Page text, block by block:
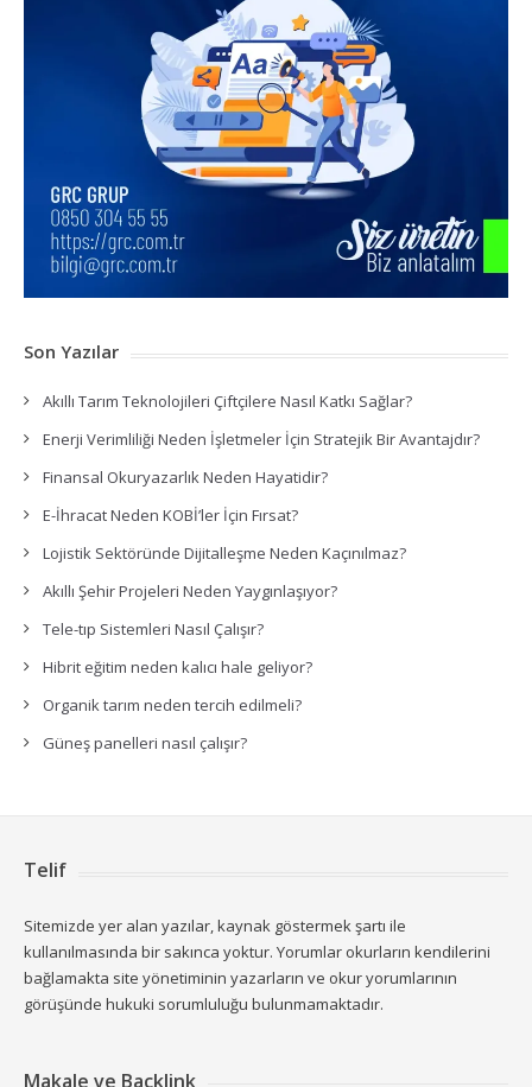
Son Yazılar
Akıllı Tarım Teknolojileri Çiftçilere Nasıl Katkı Sağlar?
Enerji Verimliliği Neden İşletmeler İçin Stratejik Bir Avantajdır?
Finansal Okuryazarlık Neden Hayatidir?
E-İhracat Neden KOBİ’ler İçin Fırsat?
Lojistik Sektöründe Dijitalleşme Neden Kaçınılmaz?
Akıllı Şehir Projeleri Neden Yaygınlaşıyor?
Tele-tıp Sistemleri Nasıl Çalışır?
Hibrit eğitim neden kalıcı hale geliyor?
Organik tarım neden tercih edilmeli?
Güneş panelleri nasıl çalışır?
Telif
Sitemizde yer alan yazılar, kaynak göstermek şartı ile
kullanılmasında bir sakınca yoktur. Yorumlar okurların kendilerini
bağlamakta site yönetiminin yazarların ve okur yorumlarının
görüşünde hukuki sorumluluğu bulunmamaktadır.
Makale ve Backlink